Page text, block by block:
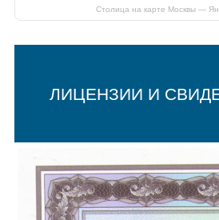
Столица на карте Москвы —
ЛИЦЕНЗИИ И